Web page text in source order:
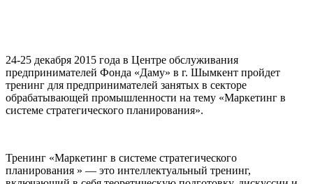
24-25 декабря 2015 года в Центре обслуживания
предпринимателей Фонда «Даму» в г. Шымкент пройдет
тренинг для предпринимателей занятых в секторе
обрабатывающей промышленности на тему «Маркетинг в
системе стратегического планирования».
Тренинг «Маркетинг в системе стратегического
планирования » — это интеллектуальный тренинг,